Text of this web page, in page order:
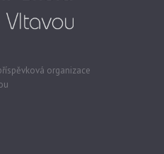
organizace